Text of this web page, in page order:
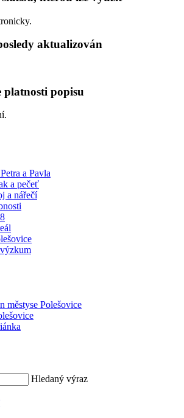
aktualizován
platnosti popisu
a Pavla
a pečeť
a nářečí
městyse Polešovice
Hledaný výraz